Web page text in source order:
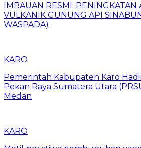
IMBAUAN RESMI: PENINGKATAN
VULKANIK GUNUNG API
WASPADA)
KARO
Pemerintah Kabupaten Karo
Pekan Raya Sumatera Utara
Medan
KARO